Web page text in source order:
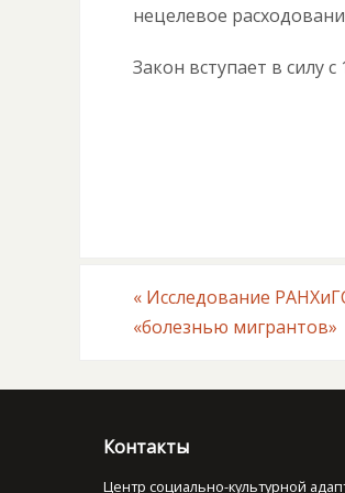
нецелевое
Закон вступает в силу с
« Исследование
«болезнью мигрантов»
Контакты
Центр социально-культурной